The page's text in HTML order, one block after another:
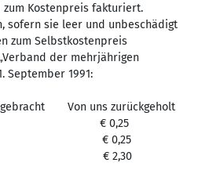
Kostenpreis fakturiert.
sofern sie leer und unbeschädigt
zum Selbstkostenpreis
der mehrjährigen
September 1991:
Von uns zurückgeholt
€ 0,25
€ 0,25
€ 2,30